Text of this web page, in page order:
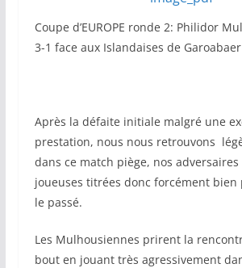
Coupe d’EUROPE ronde 2: Philidor
3-1 face aux Islandaises de
Après la défaite initiale malgré une
prestation, nous nous retrouvons
dans ce match piège, nos
joueuses titrées donc forcément bien
le passé.
Les Mulhousiennes prirent la
bout en jouant très agressivement